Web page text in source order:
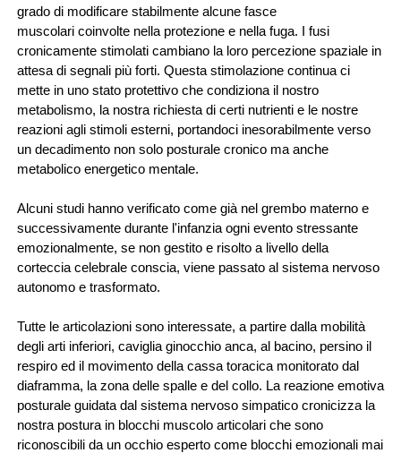
grado di modificare stabilmente alcune fasce
muscolari coinvolte nella protezione e nella fuga. I fusi
cronicamente stimolati cambiano la loro percezione spaziale in
attesa di segnali più forti. Questa stimolazione continua ci
mette in uno stato protettivo che condiziona il nostro
metabolismo, la nostra richiesta di certi nutrienti e le nostre
reazioni agli stimoli esterni, portandoci inesorabilmente verso
un decadimento non solo posturale cronico ma anche
metabolico energetico mentale.
Alcuni studi hanno verificato come già nel grembo materno e
successivamente durante l'infanzia ogni evento stressante
emozionalmente, se non gestito e risolto a livello della
corteccia celebrale conscia, viene passato al sistema nervoso
autonomo e trasformato.
Tutte le articolazioni sono interessate, a partire dalla mobilità
degli arti inferiori, caviglia ginocchio anca, al bacino, persino il
respiro ed il movimento della cassa toracica monitorato dal
diaframma, la zona delle spalle e del collo. La reazione emotiva
posturale guidata dal sistema nervoso simpatico cronicizza la
nostra postura in blocchi muscolo articolari che sono
riconoscibili da un occhio esperto come blocchi emozionali mai